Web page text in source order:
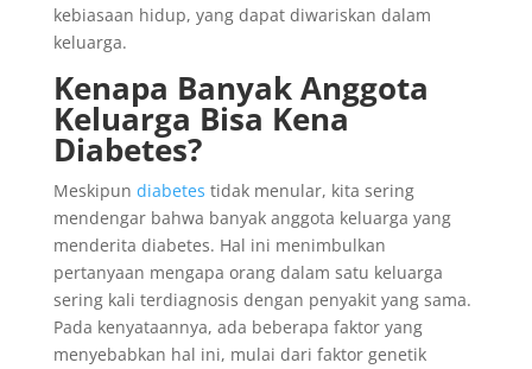
kebiasaan hidup, yang dapat diwariskan dalam
keluarga.
Kenapa Banyak Anggota
Keluarga Bisa Kena
Diabetes?
Meskipun diabetes tidak menular, kita sering
mendengar bahwa banyak anggota keluarga yang
menderita diabetes. Hal ini menimbulkan
pertanyaan mengapa orang dalam satu keluarga
sering kali terdiagnosis dengan penyakit yang sama.
Pada kenyataannya, ada beberapa faktor yang
menyebabkan hal ini, mulai dari faktor genetik